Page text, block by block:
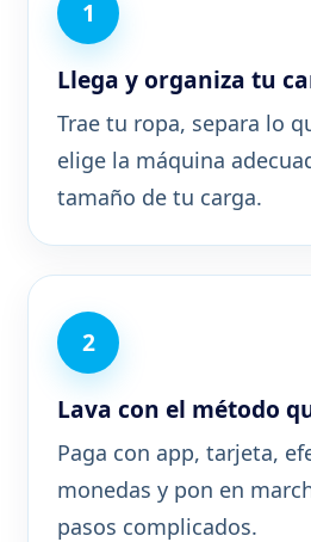
Llega y organiza tu
Trae tu ropa, separa lo
elige la máquina
tamaño de tu carga.
Lava con el método
Paga con app, tarjeta,
monedas y pon en
pasos complicados.